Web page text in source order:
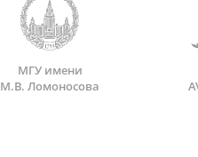
МГУ имени
М.В. Ломоносова